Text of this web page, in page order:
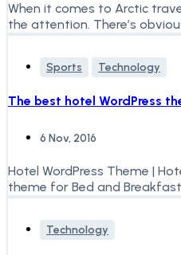
When it comes to Arctic
the attention. There’s
Sports Technology
The best hotel WordPress
6 Nov, 2016
Hotel WordPress Theme |
theme for Bed and
Technology